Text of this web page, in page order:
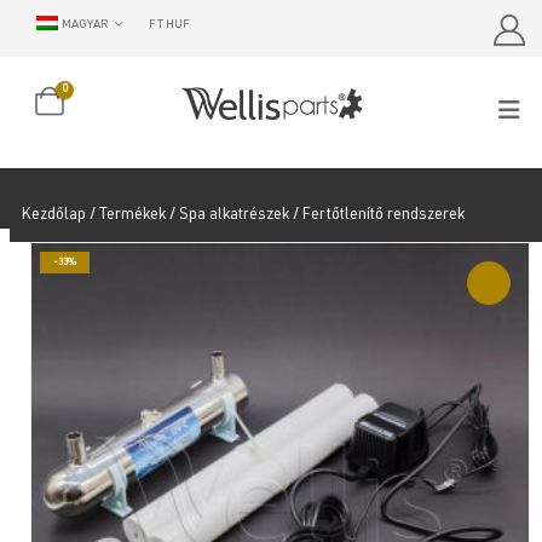
MAGYAR FT HUF
0
Kezdőlap / Termékek/ Spa alkatrészek/ Fertőtlenítő rendszerek
-33%